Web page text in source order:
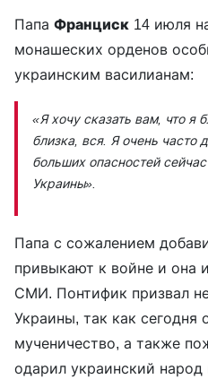
Папа Франциск 14 июля
монашеских орденов
украинским василианам:
«Я хочу сказать вам, что я
близка, вся. Я очень часто
больших опасностей
Украины».
Папа с сожалением
привыкают к войне и она
СМИ. Понтифик призвал не
Украины, так как сегодня
мученичество, а также
одарил украинский